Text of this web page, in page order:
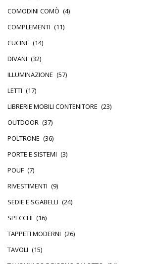
COMODINI COMÒ (4)
COMPLEMENTI (11)
CUCINE (14)
DIVANI (32)
ILLUMINAZIONE (57)
LETTI (17)
LIBRERIE MOBILI CONTENITORE (23)
OUTDOOR (37)
POLTRONE (36)
PORTE E SISTEMI (3)
POUF (7)
RIVESTIMENTI (9)
SEDIE E SGABELLI (24)
SPECCHI (16)
TAPPETI MODERNI (26)
TAVOLI (15)